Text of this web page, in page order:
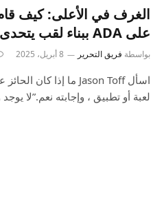
الغرف في الأعلى: كيف قام
على ADA ببناء لقب يتحدى الوصف – اكتشف
بواسطة فريق التحرير 8 أبريل، 2025
لعبة أو تطبيق ، وإجابته نعم.”لا